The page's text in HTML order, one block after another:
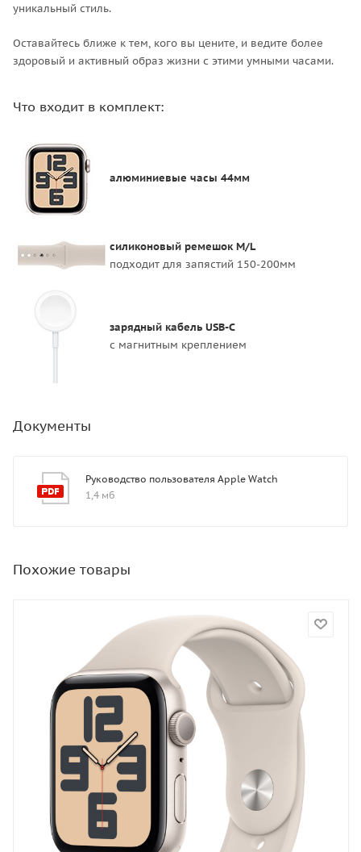
уникальный стиль.
Оставайтесь ближе к тем, кого вы цените, и ведите более
здоровый и активный образ жизни с этими умными часами.
Что входит в комплект:
алюминиевые часы 44мм
силиконовый ремешок M/L
подходит для запястий 150-200мм
зарядный кабель USB-C
с магнитным креплением
Документы
Руководство пользователя Apple Watch
1,4 мб
Похожие товары